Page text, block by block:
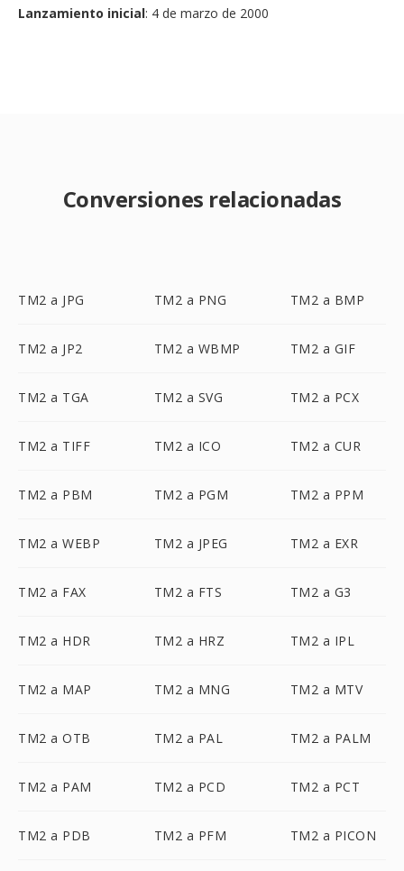
Lanzamiento inicial: 4 de marzo de 2000
Conversiones relacionadas
TM2 a JPG TM2 a PNG TM2 a BMP
TM2 a JP2 TM2 a WBMP TM2 a GIF
TM2 a TGA TM2 a SVG TM2 a PCX
TM2 a TIFF TM2 a ICO TM2 a CUR
TM2 a PBM TM2 a PGM TM2 a PPM
TM2 a WEBP TM2 a JPEG TM2 a EXR
TM2 a FAX TM2 a FTS TM2 a G3
TM2 a HDR TM2 a HRZ TM2 a IPL
TM2 a MAP TM2 a MNG TM2 a MTV
TM2 a OTB TM2 a PAL TM2 a PALM
TM2 a PAM TM2 a PCD TM2 a PCT
TM2 a PDB TM2 a PFM TM2 a PICON